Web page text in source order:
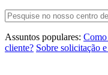
Assuntos populares: Como
cliente? Sobre solicitação